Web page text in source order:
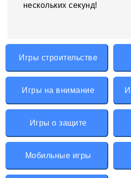
нескольких секунд!
Игры строительстве
Игры на внимание
Игры о защите
Мобильные игры